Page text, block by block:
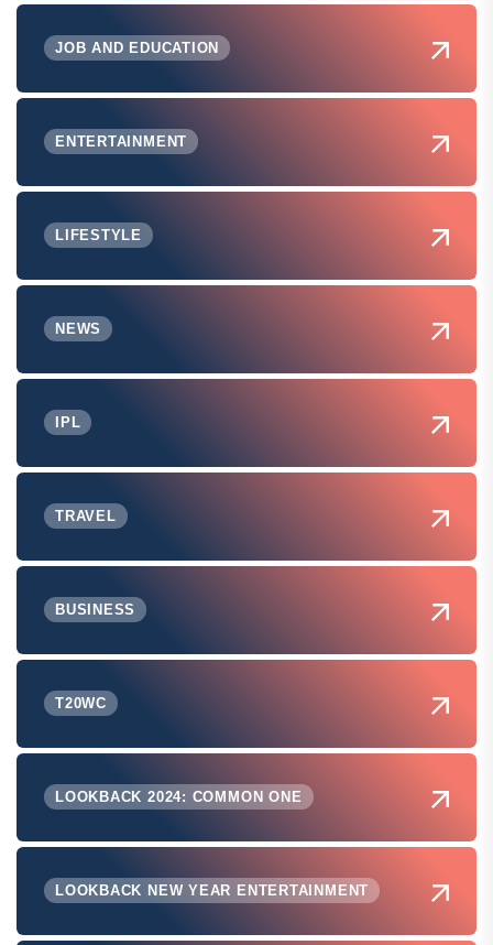
JOB AND EDUCATION
ENTERTAINMENT
LIFESTYLE
NEWS
IPL
TRAVEL
BUSINESS
T20WC
LOOKBACK 2024: COMMON ONE
LOOKBACK NEW YEAR ENTERTAINMENT